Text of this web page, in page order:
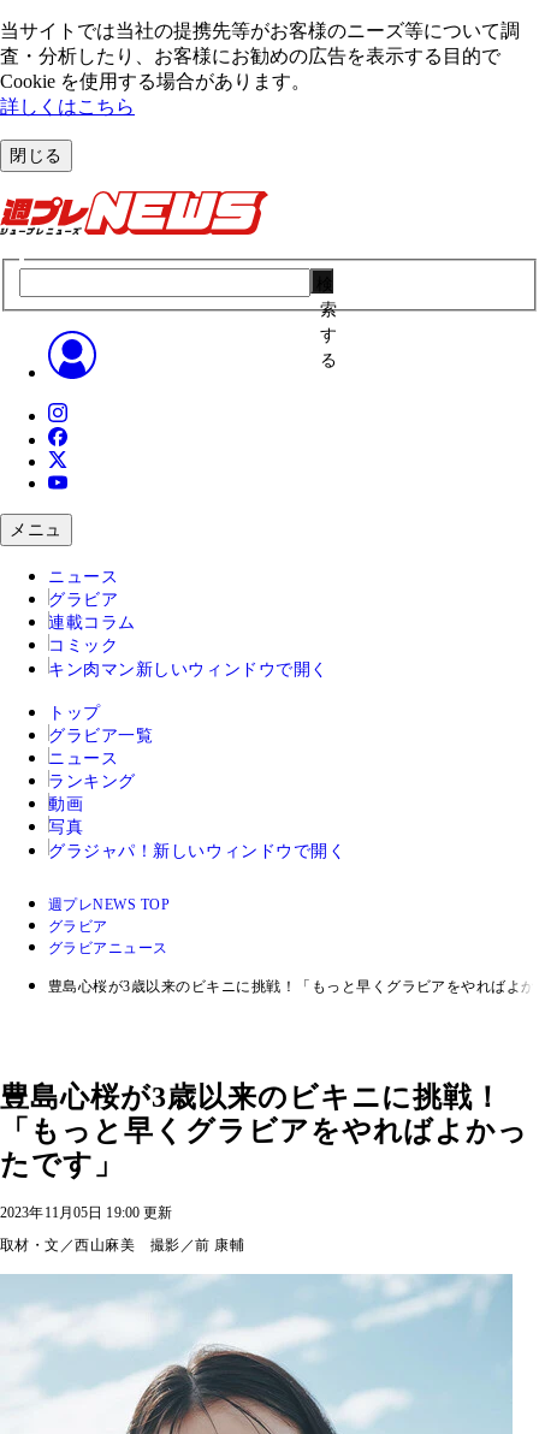
当サイトでは当社の提携先等がお客様のニーズ等について調
査・分析したり、お客様にお勧めの広告を表⽰する⽬的で
Cookie を使⽤する場合があります。
詳しくはこちら
閉じる
索
す
る
メニュ
ニュース
グラビア
連載コラム
コミック
キン肉マン 新しいウィンドウで開く
トップ
グラビア一覧
ニュース
ランキング
動画
写真
グラジャパ！ 新しいウィンドウで開く
週プレNEWS TOP
グラビア
グラビアニュース
豊島心桜が3歳以来のビキニに挑戦！「もっと早くグラビアをやればよ
豊島心桜が3歳以来のビキニに挑戦！
「もっと早くグラビアをやればよかっ
たです」
2023年11月05日 19:00 更新
取材・文／西山麻美 撮影／前 康輔